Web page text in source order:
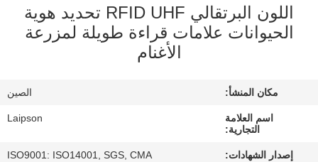
في
المعمل
مراقبة
اتصل
اللون البرتقالي RFID UHF تحديد هوية
الحيوانات علامات قراءة طويلة لمزرعة
الأغنام
مكان المنشأ: الصين
اسم العلامة
التجارية:
Laipson
إصدار الشهادات: ISO9001: ISO14001, SGS, CMA